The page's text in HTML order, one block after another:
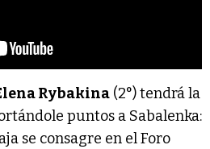
Rybakina (2°) tendrá la
puntos a Sabalenka:
se consagre en el Foro